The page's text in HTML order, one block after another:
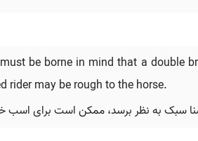
be borne in mind that a double
rider may be rough to the horse.
سبک به نظر برسد، ممکن است برای